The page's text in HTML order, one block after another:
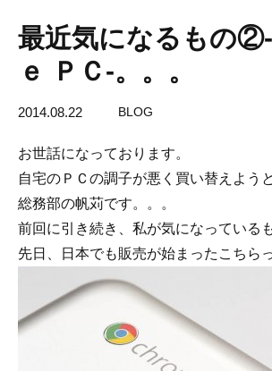
最近気になるもの
ｅ ＰＣ-。。。
2014.08.22 BLOG
お世話になっております。
自宅のＰＣの調子が悪く買い替えよう
総務部の帆苅です。。。
前回に引き続き、私が気になっている
先日、日本でも販売が始まったこちら